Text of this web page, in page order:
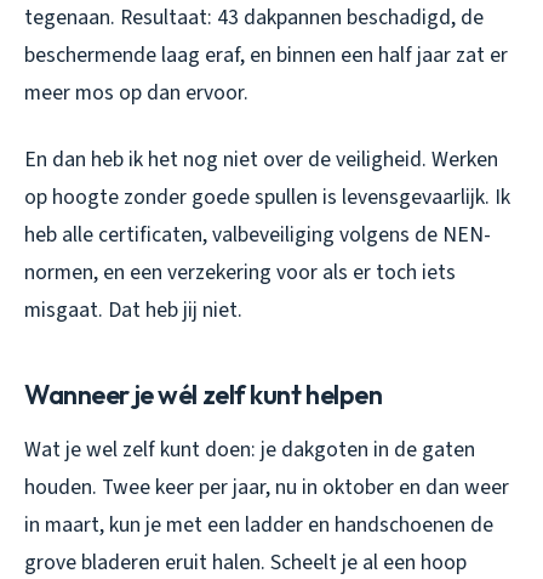
tegenaan. Resultaat: 43 dakpannen beschadigd, de
beschermende laag eraf, en binnen een half jaar zat er
meer mos op dan ervoor.
En dan heb ik het nog niet over de veiligheid. Werken
op hoogte zonder goede spullen is levensgevaarlijk. Ik
heb alle certificaten, valbeveiliging volgens de NEN-
normen, en een verzekering voor als er toch iets
misgaat. Dat heb jij niet.
Wanneer je wél zelf kunt helpen
Wat je wel zelf kunt doen: je dakgoten in de gaten
houden. Twee keer per jaar, nu in oktober en dan weer
in maart, kun je met een ladder en handschoenen de
grove bladeren eruit halen. Scheelt je al een hoop